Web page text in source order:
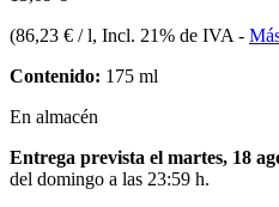
(86,23 € / l, Incl. 21% de IVA -
Contenido: 175 ml
En almacén
Entrega prevista el martes, 18
del domingo a las 23:59 h.